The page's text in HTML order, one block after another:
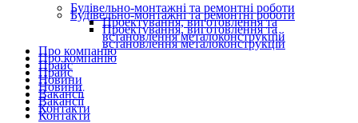
Будівельно-монтажні та ремонтні роботи
Проектування, виготовлення та
встановлення металоконструкцій
Про компанію
Прайс
Новини
Вакансії
Контакти
Будівельно-монтажні та ремонтні роботи
Проектування, виготовлення та
встановлення металоконструкцій
Про компанію
Прайс
Новини
Вакансії
Контакти